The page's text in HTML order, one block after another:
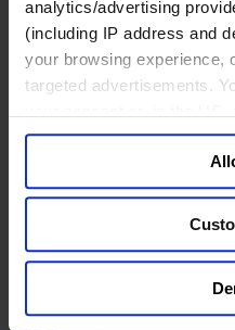
analytics/advertising
(including IP address and
your browsing experience,
targeted advertisements.
your data for targeted
Sell or Share My Personal
the website. You must opt-
browser. For additional
general collection and use
金融服务业
主权财富基金
保险业
基础设施
投资银行、企业银行与
数字化资产、加密货币
私募股权投资行业
金融科技